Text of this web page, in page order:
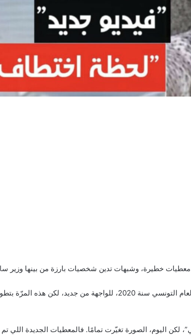
خطيرة، وشبهات تدين شخصيات بارزة من بينها وزير
عادت قضية الشابة رحمة لحمر، اللي هزّت الرأي العام التونسي
لكن اليوم، الصورة تغيّرت تمامًا. فالمعطيات الجديدة